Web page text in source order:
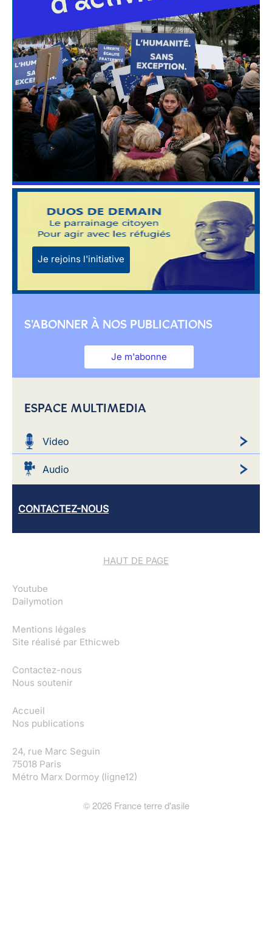
Je rejoins l'initiative
S'ABONNER À NOS PUBLICATIONS
Je m'abonne
ESPACE MULTIMEDIA
Video
Audio
CONTACTEZ-NOUS
HAUT DE PAGE
Youtube
Dailymotion
Mentions légales
Site réalisé par Ethicweb
Contactez-nous
Nous soutenir
Accueil
Nos publications
24, rue Marc Seguin
75018 Paris
Métro Marx Dormoy (ligne12)
©2026France terre d'asile